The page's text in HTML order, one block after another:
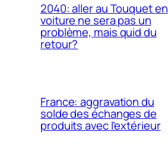
2040: aller au Touquet en
voiture ne sera pas un
problème, mais quid du
retour?
France: aggravation du
solde des échanges de
produits avec l’extérieur